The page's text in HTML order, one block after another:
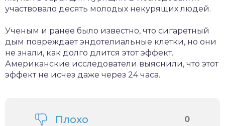
участвовало десять молодых некурящих людей.
Ученым и ранее было известно, что сигаретный
дым повреждает эндотелиальные клетки, но они
не знали, как долго длится этот эффект.
Американские исследователи выяснили, что этот
эффект не исчез даже через 24 часа.
Плохо 0